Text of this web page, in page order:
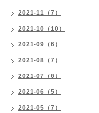
2021-11（7）
2021-10（10）
2021-09（6）
2021-08（7）
2021-07（6）
2021-06（5）
2021-05（7）